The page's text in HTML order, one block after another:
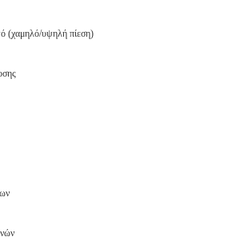
(χαμηλό/υψηλή πίεση)